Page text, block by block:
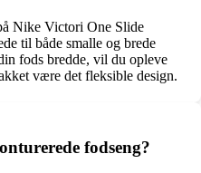
Nike Victori One Slide
til både smalle og brede
fods bredde, vil du opleve
være det fleksible design.
fodseng?